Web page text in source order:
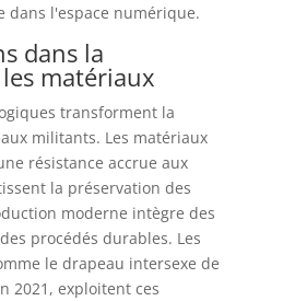
dans l'espace numérique.
dans la
matériaux
transforment la
militants. Les matériaux
résistance accrue aux
la préservation des
moderne intègre des
procédés durables. Les
le drapeau intersexe de
2021, exploitent ces